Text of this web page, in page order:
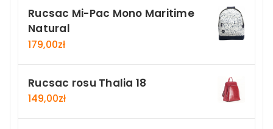
Rucsac Mi-Pac Mono Maritime
Natural
179,00zł
Rucsac rosu Thalia 18
149,00zł